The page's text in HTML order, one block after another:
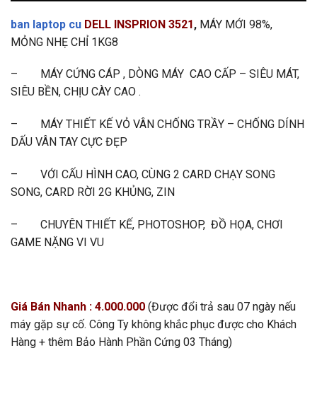
ban laptop cu DELL INSPRION 3521, MÁY MỚI 98%,
MỎNG NHẸ CHỈ 1KG8
– MÁY CỨNG CÁP , DÒNG MÁY CAO CẤP – SIÊU MÁT,
SIÊU BỀN, CHỊU CÀY CAO .
– MÁY THIẾT KẾ VỎ VÂN CHỐNG TRẦY – CHỐNG DÍNH
DẤU VÂN TAY CỰC ĐẸP
– VỚI CẤU HÌNH CAO, CÙNG 2 CARD CHẠY SONG
SONG, CARD RỜI 2G KHỦNG, ZIN
– CHUYÊN THIẾT KẾ, PHOTOSHOP, ĐỒ HỌA, CHƠI
GAME NẶNG VI VU
Giá Bán Nhanh : 4.000.000 (Được đổi trả sau 07 ngày nếu
máy gặp sự cố. Công Ty không khắc phục được cho Khách
Hàng + thêm Bảo Hành Phần Cứng 03 Tháng)